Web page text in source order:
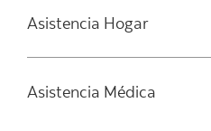
Asistencia Hogar
Asistencia Médica